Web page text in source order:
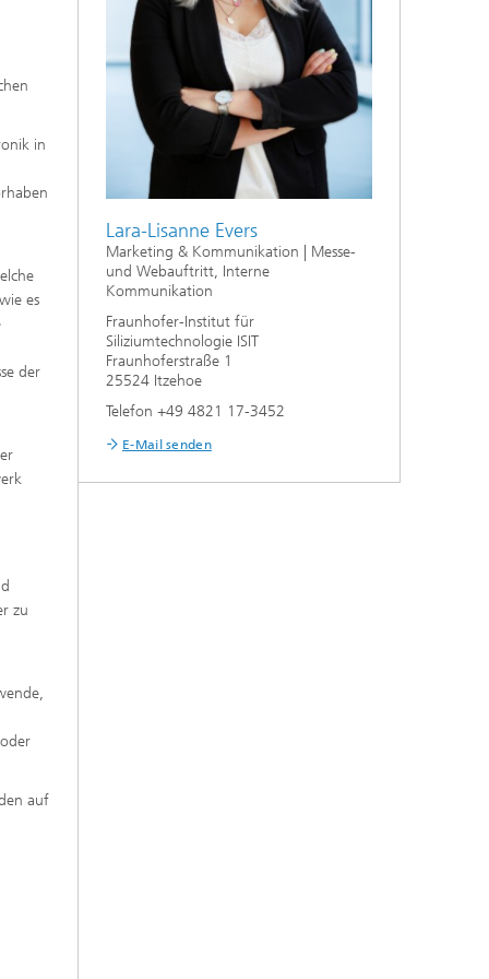
in
es
der
zu
auf
Lara-Lisanne Evers
Marketing & Kommunikation | Messe-
und Webauftritt, Interne
Kommunikation
Fraunhofer-Institut für
Siliziumtechnologie ISIT
Fraunhoferstraße 1
25524 Itzehoe
Telefon +49 4821 17-3452
E-Mail senden